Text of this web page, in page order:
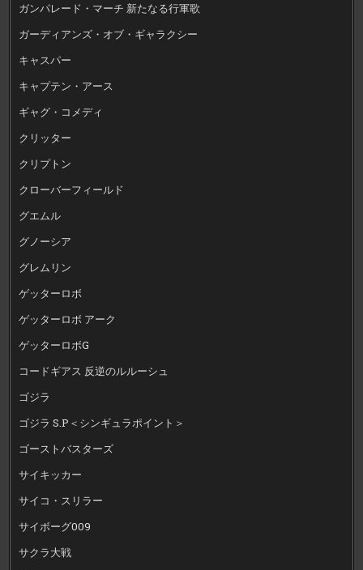
ガンパレード・マーチ 新たなる行軍歌
ガーディアンズ・オブ・ギャラクシー
キャスパー
キャプテン・アース
ギャグ・コメディ
クリッター
クリプトン
クローバーフィールド
グエムル
グノーシア
グレムリン
ゲッターロボ
ゲッターロボ アーク
ゲッターロボG
コードギアス 反逆のルルーシュ
ゴジラ
ゴジラ S.P＜シンギュラポイント＞
ゴーストバスターズ
サイキッカー
サイコ・スリラー
サイボーグ009
サクラ大戦